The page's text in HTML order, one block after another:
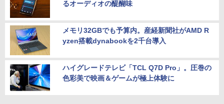
るオーディオの醍醐味
メモリ32GBでも予算内。産経新聞社がAMD R
yzen搭載dynabookを2千台導入
ハイグレードテレビ「TCL Q7D Pro」。圧巻の
色彩美で映画＆ゲームが極上体験に